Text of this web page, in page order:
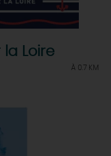
Loire
À 0.7 KM